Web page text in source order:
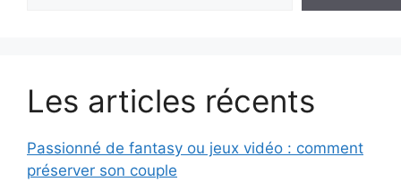
Les articles récents
Passionné de fantasy ou jeux vidéo : comment
préserver son couple